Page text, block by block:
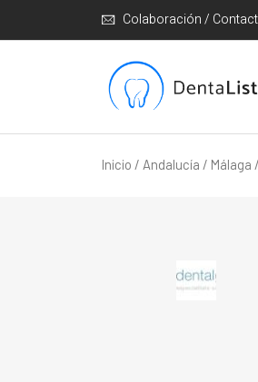
Colaboración /
Inicio / Andalucía / Málaga /